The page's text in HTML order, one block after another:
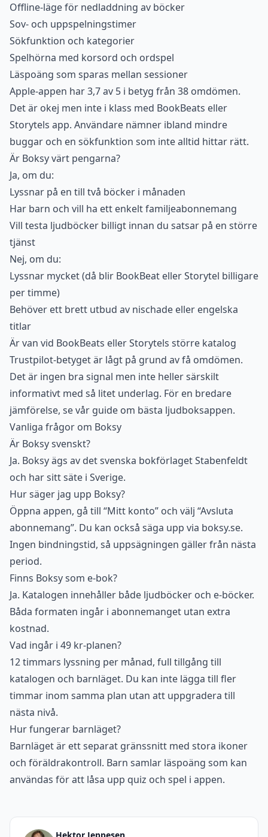
Offline-läge för nedladdning av böcker
Sov- och uppspelningstimer
Sökfunktion och kategorier
Spelhörna med korsord och ordspel
Läspoäng som sparas mellan sessioner
Apple-appen har 3,7 av 5 i betyg från 38 omdömen.
Det är okej men inte i klass med BookBeats eller
Storytels app. Användare nämner ibland mindre
buggar och en sökfunktion som inte alltid hittar rätt.
Är Boksy värt pengarna?
Ja, om du:
Lyssnar på en till två böcker i månaden
Har barn och vill ha ett enkelt familjeabonnemang
Vill testa ljudböcker billigt innan du satsar på en större
tjänst
Nej, om du:
Lyssnar mycket (då blir BookBeat eller Storytel billigare
per timme)
Behöver ett brett utbud av nischade eller engelska
titlar
Är van vid BookBeats eller Storytels större katalog
Trustpilot-betyget är lågt på grund av få omdömen.
Det är ingen bra signal men inte heller särskilt
informativt med så litet underlag. För en bredare
jämförelse, se vår guide om bästa ljudboksappen.
Vanliga frågor om Boksy
Är Boksy svenskt?
Ja. Boksy ägs av det svenska bokförlaget Stabenfeldt
och har sitt säte i Sverige.
Hur säger jag upp Boksy?
Öppna appen, gå till “Mitt konto” och välj “Avsluta
abonnemang”. Du kan också säga upp via boksy.se.
Ingen bindningstid, så uppsägningen gäller från nästa
period.
Finns Boksy som e-bok?
Ja. Katalogen innehåller både ljudböcker och e-böcker.
Båda formaten ingår i abonnemanget utan extra
kostnad.
Vad ingår i 49 kr-planen?
12 timmars lyssning per månad, full tillgång till
katalogen och barnläget. Du kan inte lägga till fler
timmar inom samma plan utan att uppgradera till
nästa nivå.
Hur fungerar barnläget?
Barnläget är ett separat gränssnitt med stora ikoner
och föräldrakontroll. Barn samlar läspoäng som kan
användas för att låsa upp quiz och spel i appen.